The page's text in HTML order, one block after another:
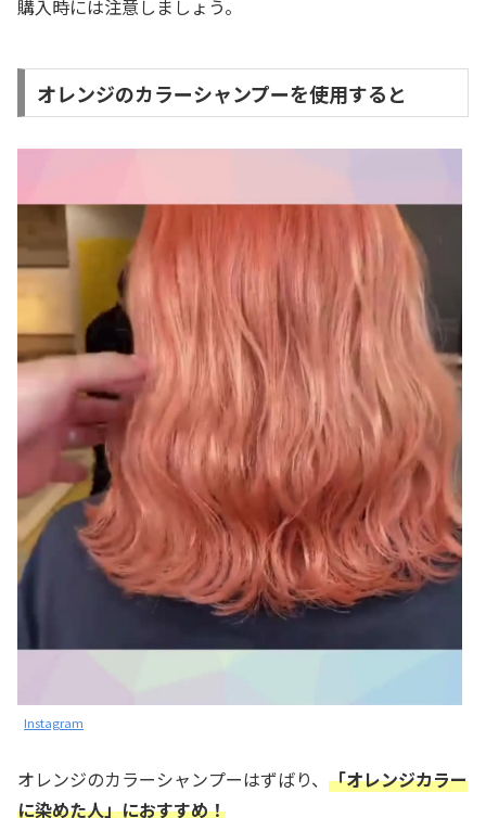
購入時には注意しましょう。
オレンジのカラーシャンプーを使用すると
Instagram
オレンジのカラーシャンプーはずばり、 「オレンジカラー
に染めた人」におすすめ！